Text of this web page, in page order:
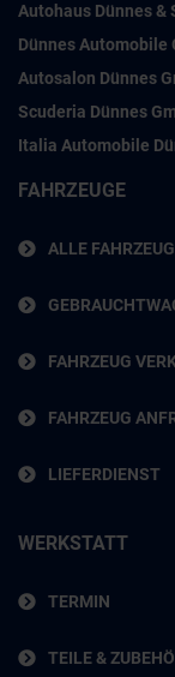
Autohaus Dünnes &
Dünnes Automobile
Autosalon Dünnes
Scuderia Dünnes
Italia Automobile
FAHRZEUGE
ALLE
FAHRZEUG
FAHRZEUG
LIEFERDIENST
WERKSTATT
TERMIN
TEILE &